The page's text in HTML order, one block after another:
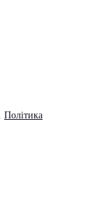
Політика